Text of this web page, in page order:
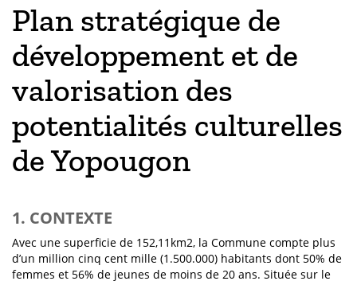
Plan stratégique de
développement et de
valorisation des
potentialités culturelles
de Yopougon
1. CONTEXTE
Avec une superficie de 152,11km2, la Commune compte plus
d’un million cinq cent mille (1.500.000) habitants dont 50% de
femmes et 56% de jeunes de moins de 20 ans. Située sur le